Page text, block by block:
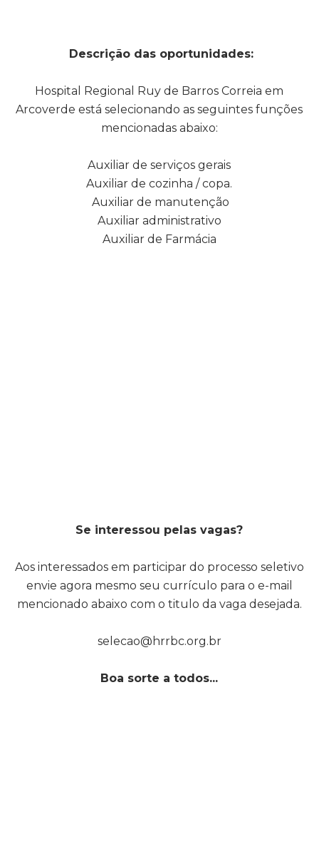
Descrição das oportunidades:
Hospital Regional Ruy de Barros Correia em
Arcoverde está selecionando as seguintes funções
mencionadas abaixo:
Auxiliar de serviços gerais
Auxiliar de cozinha / copa.
Auxiliar de manutenção
Auxiliar administrativo
Auxiliar de Farmácia
Se interessou pelas vagas?
Aos interessados em participar do processo seletivo
envie agora mesmo seu currículo para o e-mail
mencionado abaixo com o titulo da vaga desejada.
selecao@hrrbc.org.br
Boa sorte a todos...